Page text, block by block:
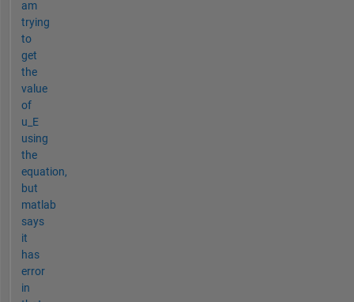
am
trying
to
get
the
value
of
u_E
using
the
equation,
but
matlab
says
it
has
error
in